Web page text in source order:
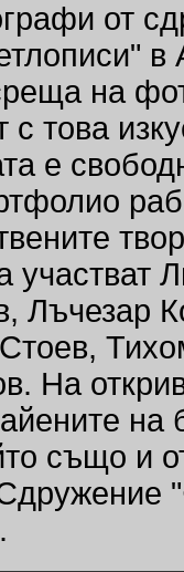
от
в
на
с това
е
Лъчезар
На
на
също и